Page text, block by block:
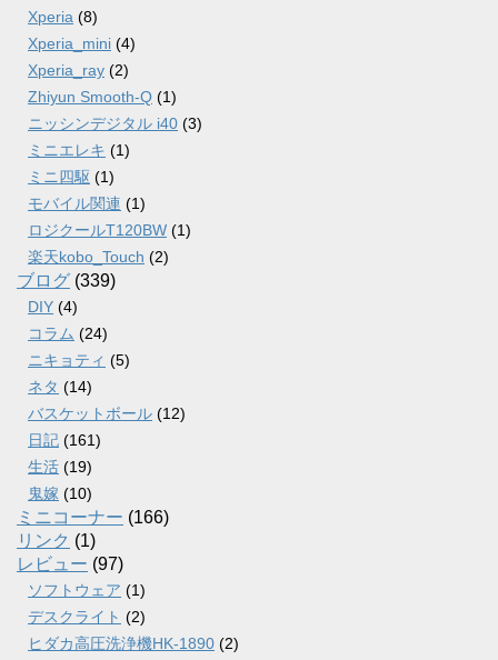
Xperia (8)
Xperia_mini (4)
Xperia_ray (2)
Zhiyun Smooth-Q (1)
ニッシンデジタル i40 (3)
ミニエレキ (1)
ミニ四駆 (1)
モバイル関連 (1)
ロジクールT120BW (1)
楽天kobo_Touch (2)
ブログ (339)
DIY (4)
コラム (24)
ニキョティ (5)
ネタ (14)
バスケットボール (12)
日記 (161)
生活 (19)
鬼嫁 (10)
ミニコーナー (166)
リンク (1)
レビュー (97)
ソフトウェア (1)
デスクライト (2)
ヒダカ高圧洗浄機HK-1890 (2)